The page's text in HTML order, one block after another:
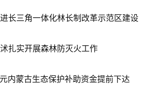
长三角一体化林长制改革示范区建设
扎实开展森林防灭火工作
内蒙古生态保护补助资金提前下达